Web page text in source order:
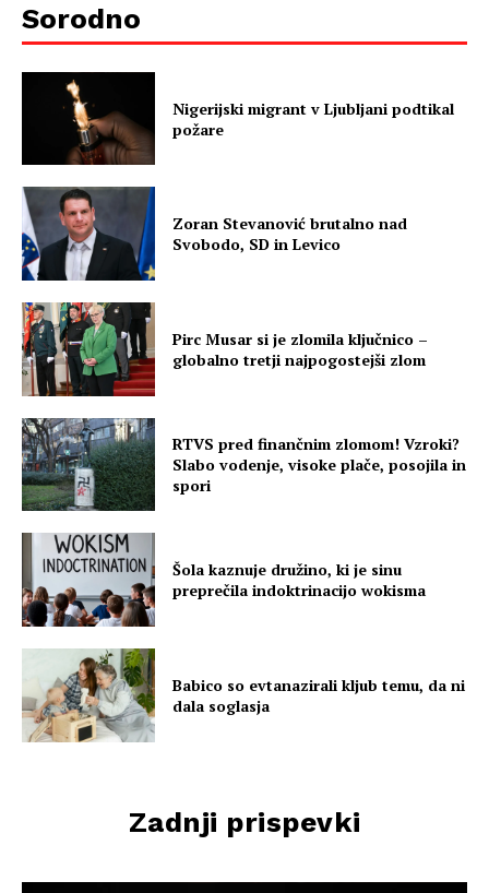
Sorodno
Nigerijski migrant v Ljubljani podtikal
požare
Zoran Stevanović brutalno nad
Svobodo, SD in Levico
Pirc Musar si je zlomila ključnico –
globalno tretji najpogostejši zlom
RTVS pred finančnim zlomom! Vzroki?
Slabo vodenje, visoke plače, posojila in
spori
Šola kaznuje družino, ki je sinu
preprečila indoktrinacijo wokisma
Babico so evtanazirali kljub temu, da ni
dala soglasja
Zadnji prispevki